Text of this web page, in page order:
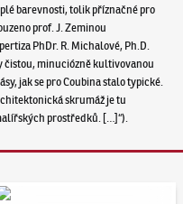
barevnosti, tolik příznačné pro
prof. J. Zeminou
PhDr. R. Michalové, Ph.D.
čistou, minuciózně kultivovanou
jak se pro Coubina stalo typické.
skrumáž je tu
prostředků. […]“).
online - Artslimit